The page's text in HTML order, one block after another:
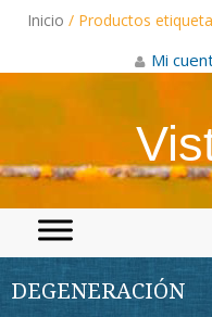
Inicio / Productos
Mi
DEGENERACIÓN